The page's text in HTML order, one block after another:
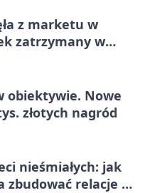
z marketu w
zatrzymany w
obiektywie. Nowe
złotych nagród
nieśmiałych: jak
zbudować relacje z